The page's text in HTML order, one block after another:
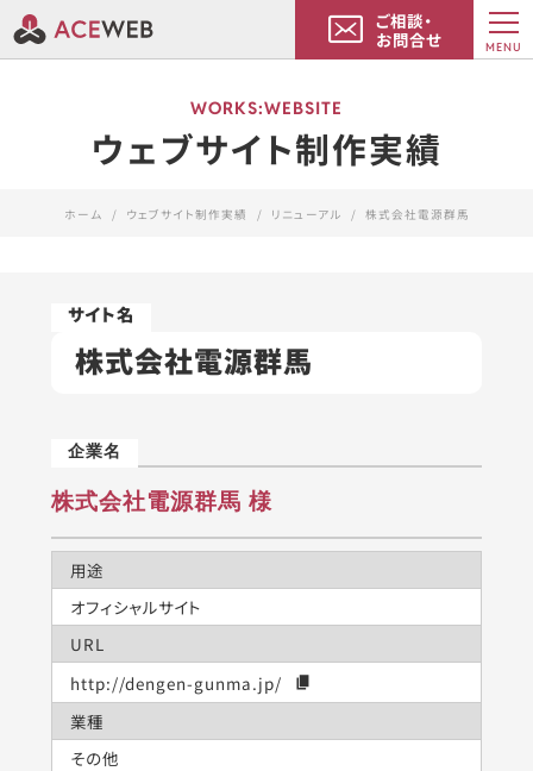
ご相談・
お問合せ
MENU
WORKS:WEBSITE
ウェブサイト制作実績
ホーム ウェブサイト制作実績 リニューアル 株式会社電源群馬
株式会社電源群馬
株式会社電源群馬 様
用途
オフィシャルサイト
URL
http://dengen-gunma.jp/
業種
その他